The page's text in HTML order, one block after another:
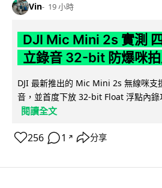
Vin 19 小時
DJI Mic Mini 2s 實測
立錄音 32-bit 防爆咪
DJI 最新推出的 Mic Mini 2s 無線咪支
音，並首度下放 32-bit Float 浮點內錄
閱讀全文
256 1 ↗ 分享